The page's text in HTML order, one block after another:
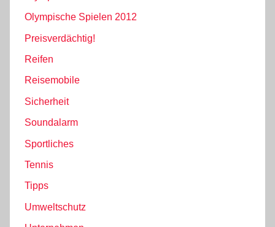
Olympische Spielen 2012
Preisverdächtig!
Reifen
Reisemobile
Sicherheit
Soundalarm
Sportliches
Tennis
Tipps
Umweltschutz